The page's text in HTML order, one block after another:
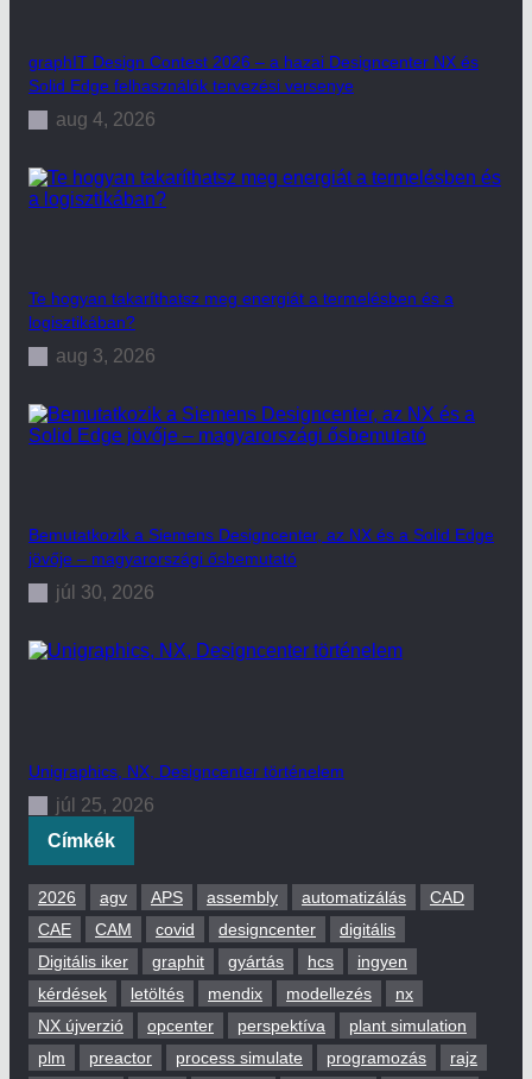
graphIT Design Contest 2026 – a hazai Designcenter NX és
Solid Edge felhasználók tervezési versenye
aug 4, 2026
Te hogyan takaríthatsz meg energiát a termelésben és a
logisztikában?
aug 3, 2026
Bemutatkozik a Siemens Designcenter, az NX és a Solid Edge
jövője – magyarországi ősbemutató
júl 30, 2026
Unigraphics, NX, Designcenter történelem
júl 25, 2026
Címkék
2026 agv APS assembly automatizálás
CAD
CAE
CAM covid designcenter
digitális
Digitális iker
graphit gyártás hcs
ingyen
kérdések
letöltés mendix modellezés
nx
NX újverzió
opcenter perspektíva
plant simulation
plm
preactor process simulate programozás rajz